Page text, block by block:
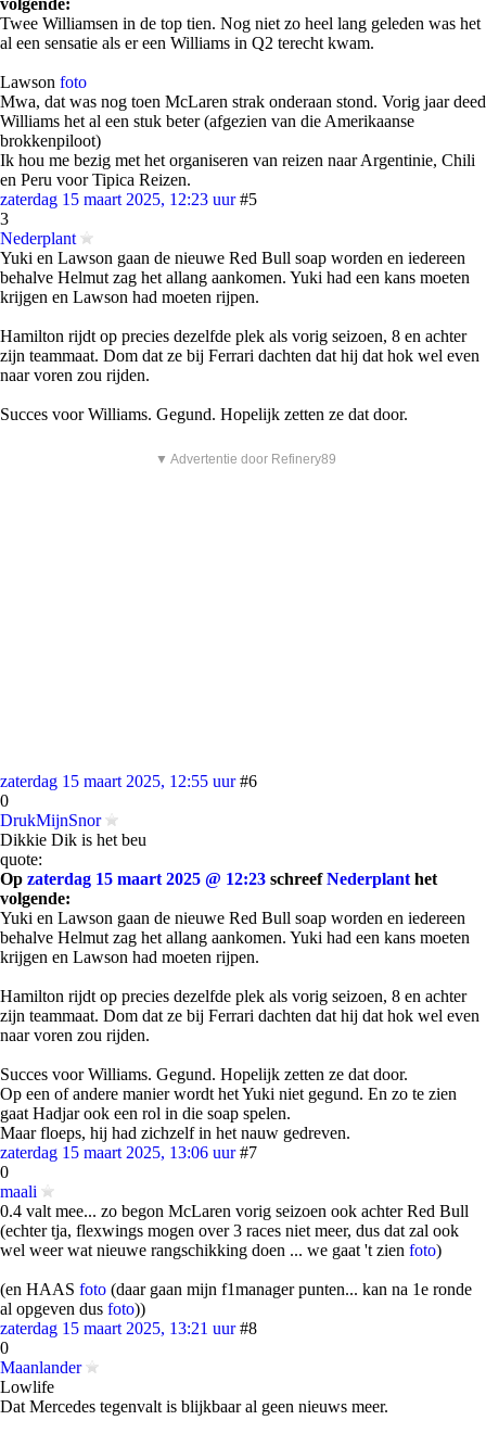
volgende:
Twee Williamsen in de top tien. Nog niet zo heel lang geleden was het
al een sensatie als er een Williams in Q2 terecht kwam.
Lawson foto
Mwa, dat was nog toen McLaren strak onderaan stond. Vorig jaar deed
Williams het al een stuk beter (afgezien van die Amerikaanse
brokkenpiloot)
Ik hou me bezig met het organiseren van reizen naar Argentinie, Chili
en Peru voor Tipica Reizen.
zaterdag 15 maart 2025, 12:23 uur #5
3
Nederplant
Yuki en Lawson gaan de nieuwe Red Bull soap worden en iedereen
behalve Helmut zag het allang aankomen. Yuki had een kans moeten
krijgen en Lawson had moeten rijpen.
Hamilton rijdt op precies dezelfde plek als vorig seizoen, 8 en achter
zijn teammaat. Dom dat ze bij Ferrari dachten dat hij dat hok wel even
naar voren zou rijden.
Succes voor Williams. Gegund. Hopelijk zetten ze dat door.
▼ Advertentie door Refinery89
zaterdag 15 maart 2025, 12:55 uur #6
0
DrukMijnSnor
Dikkie Dik is het beu
quote:
Op zaterdag 15 maart 2025 @ 12:23 schreefNederplant het
volgende:
Yuki en Lawson gaan de nieuwe Red Bull soap worden en iedereen
behalve Helmut zag het allang aankomen. Yuki had een kans moeten
krijgen en Lawson had moeten rijpen.
Hamilton rijdt op precies dezelfde plek als vorig seizoen, 8 en achter
zijn teammaat. Dom dat ze bij Ferrari dachten dat hij dat hok wel even
naar voren zou rijden.
Succes voor Williams. Gegund. Hopelijk zetten ze dat door.
Op een of andere manier wordt het Yuki niet gegund. En zo te zien
gaat Hadjar ook een rol in die soap spelen.
Maar floeps, hij had zichzelf in het nauw gedreven.
zaterdag 15 maart 2025, 13:06 uur #7
0
maali
0.4 valt mee... zo begon McLaren vorig seizoen ook achter Red Bull
(echter tja, flexwings mogen over 3 races niet meer, dus dat zal ook
wel weer wat nieuwe rangschikking doen ... we gaat 't zien foto)
(en HAAS foto (daar gaan mijn f1manager punten... kan na 1e ronde
al opgeven dus foto))
zaterdag 15 maart 2025, 13:21 uur #8
0
Maanlander
Lowlife
Dat Mercedes tegenvalt is blijkbaar al geen nieuws meer.